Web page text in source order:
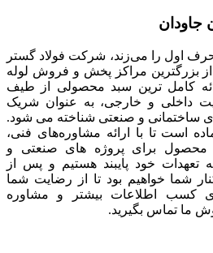
جاودان
حرف اول را می‌زند، شرکت فولاد گستر
بزرگترین مراکز پخش و فروش لوله
کامل ترین سبد محصولی از طیف
داخلی و خارجی، به عنوان شریک
ساختمانی و صنعتی شناخته می شود.
است تا با ارائه مشاوره‌های فنی،
محصول برای پروژه های صنعتی و
تعهدات خود پایبند هستیم و پس از
شما خواهیم بود تا از رضایت شما
کسب اطلاعات بیشتر و مشاوره
ما تماس بگیرید.